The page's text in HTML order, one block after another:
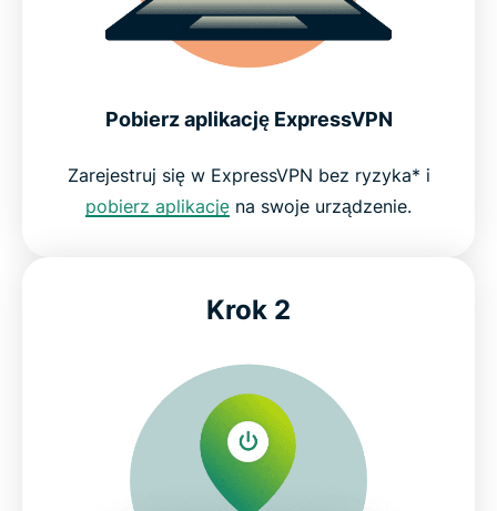
Pobierz aplikację ExpressVPN
Zarejestruj się w ExpressVPN bez ryzyka* i
pobierz aplikację na swoje urządzenie.
Krok 2